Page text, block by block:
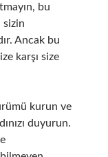
bu
sizin
Ancak bu
karşı size
kurun ve
duyurun.